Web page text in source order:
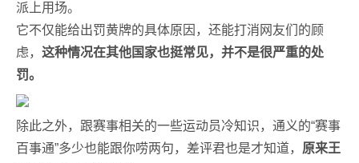
派上用场。
它不仅能给出罚黄牌的具体原因，还能打消网友们的顾
虑， 这种情况在其他国家也挺常见，并不是很严重的处
罚。
除此之外，跟赛事相关的一些运动员冷知识，通义的“赛事
百事通”多少也能跟你唠两句，差评君也是才知道， 原来王